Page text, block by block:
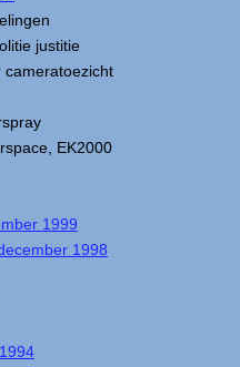
justitie
cameratoezicht
EK2000
1999
1998